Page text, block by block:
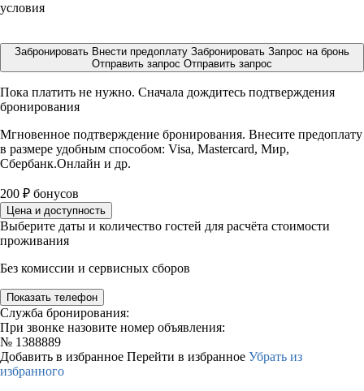
условия
Забронировать Внести предоплату Забронировать Запрос на бронь
Отправить запрос Отправить запрос
Пока платить не нужно. Сначала дождитесь подтверждения
бронирования
Мгновенное подтверждение бронирования. Внесите предоплату
в размере удобным способом: Visa, Mastercard, Мир,
Сбербанк.Онлайн и др.
200 ₽ бонусов
Цена и доступность
Выберите даты и количество гостей для расчёта стоимости
проживания
Без комиссии и сервисных сборов
Показать телефон
Служба бронирования:
При звонке назовите номер объявления:
№ 1388889
Добавить в избранное Перейти в избранное Убрать из
избранного